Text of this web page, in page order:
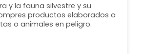
y la fauna silvestre y su
productos elaborados a
o animales en peligro.